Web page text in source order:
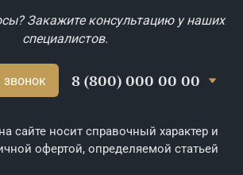
Закажите консультацию у наших
специалистов.
звонок 8 (800) 000 00 00
сайте носит справочный характер и
офертой, определяемой статьей